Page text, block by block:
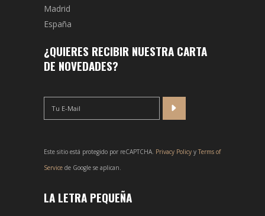
Madrid
España
¿QUIERES RECIBIR NUESTRA CARTA
DE NOVEDADES?
Este sitio está protegido por reCAPTCHA. Privacy Policy y Terms of
Service de Google se aplican.
LA LETRA PEQUEÑA